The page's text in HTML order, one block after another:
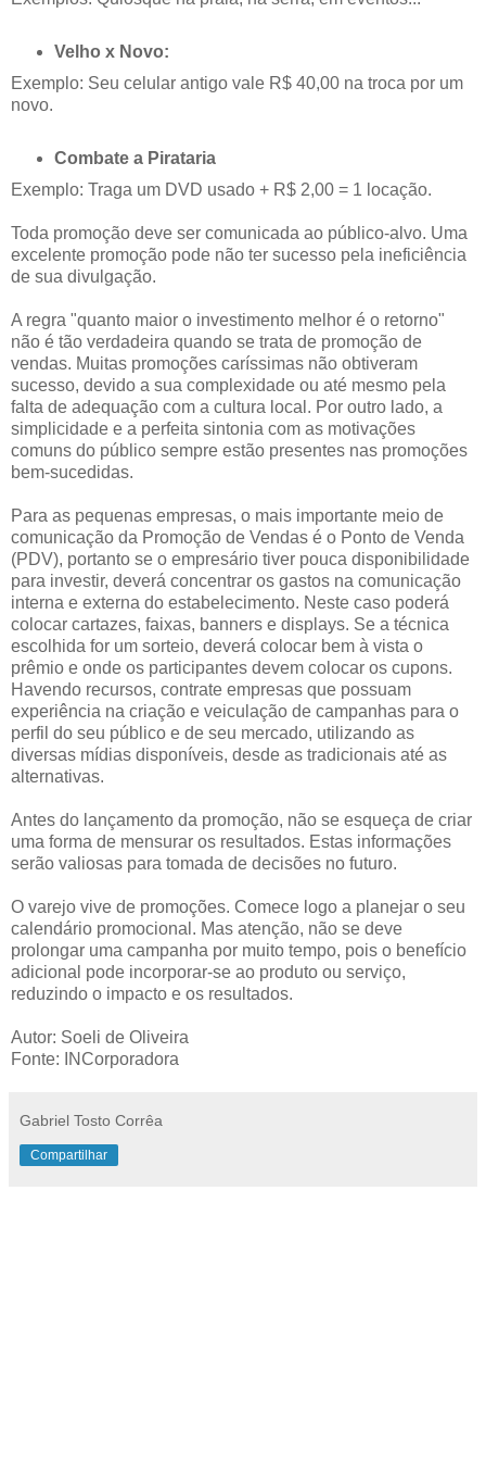
Velho x Novo:
Exemplo: Seu celular antigo vale R$ 40,00 na troca por um
novo.
Combate a Pirataria
Exemplo: Traga um DVD usado + R$ 2,00 = 1 locação.
Toda promoção deve ser comunicada ao público-alvo. Uma
excelente promoção pode não ter sucesso pela ineficiência
de sua divulgação.
A regra "quanto maior o investimento melhor é o retorno"
não é tão verdadeira quando se trata de promoção de
vendas. Muitas promoções caríssimas não obtiveram
sucesso, devido a sua complexidade ou até mesmo pela
falta de adequação com a cultura local. Por outro lado, a
simplicidade e a perfeita sintonia com as motivações
comuns do público sempre estão presentes nas promoções
bem-sucedidas.
Para as pequenas empresas, o mais importante meio de
comunicação da Promoção de Vendas é o Ponto de Venda
(PDV), portanto se o empresário tiver pouca disponibilidade
para investir, deverá concentrar os gastos na comunicação
interna e externa do estabelecimento. Neste caso poderá
colocar cartazes, faixas, banners e displays. Se a técnica
escolhida for um sorteio, deverá colocar bem à vista o
prêmio e onde os participantes devem colocar os cupons.
Havendo recursos, contrate empresas que possuam
experiência na criação e veiculação de campanhas para o
perfil do seu público e de seu mercado, utilizando as
diversas mídias disponíveis, desde as tradicionais até as
alternativas.
Antes do lançamento da promoção, não se esqueça de criar
uma forma de mensurar os resultados. Estas informações
serão valiosas para tomada de decisões no futuro.
O varejo vive de promoções. Comece logo a planejar o seu
calendário promocional. Mas atenção, não se deve
prolongar uma campanha por muito tempo, pois o benefício
adicional pode incorporar-se ao produto ou serviço,
reduzindo o impacto e os resultados.
Autor: Soeli de Oliveira
Fonte: INCorporadora
Gabriel Tosto Corrêa
Compartilhar